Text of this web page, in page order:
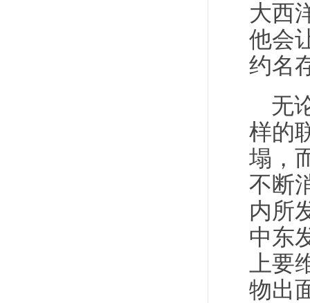
大西
他会
约名
无
样的
塌，
不断
内所
中东
上
物出